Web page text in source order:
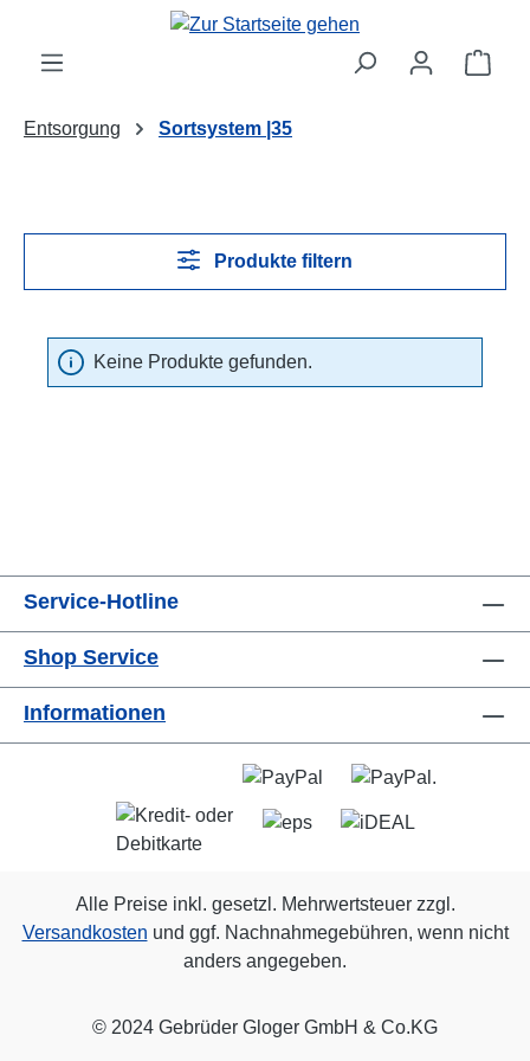
Zum Hauptinhalt springen
Entsorgung Sortsystem |35
Produkte filtern
Keine Produkte gefunden.
Service-Hotline
Shop Service
Informationen
Alle Preise inkl. gesetzl. Mehrwertsteuer zzgl.
Versandkosten und ggf. Nachnahmegebühren, wenn nicht
anders angegeben.
© 2024 Gebrüder Gloger GmbH & Co.KG